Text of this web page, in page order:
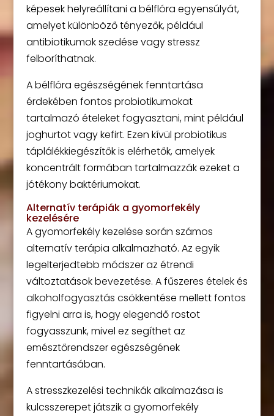
képesek helyreállítani a bélflóra egyensúlyát,
amelyet különböző tényezők, például
antibiotikumok szedése vagy stressz
felboríthatnak.
A bélflóra egészségének fenntartása
érdekében fontos probiotikumokat
tartalmazó ételeket fogyasztani, mint például
joghurtot vagy kefirt. Ezen kívül probiotikus
táplálékkiegészítők is elérhetők, amelyek
koncentrált formában tartalmazzák ezeket a
jótékony baktériumokat.
Alternatív terápiák a gyomorfekély
kezelésére
A gyomorfekély kezelése során számos
alternatív terápia alkalmazható. Az egyik
legelterjedtebb módszer az étrendi
változtatások bevezetése. A fűszeres ételek és
alkoholfogyasztás csökkentése mellett fontos
figyelni arra is, hogy elegendő rostot
fogyasszunk, mivel ez segíthet az
emésztőrendszer egészségének
fenntartásában.
A stresszkezelési technikák alkalmazása is
kulcsszerepet játszik a gyomorfekély